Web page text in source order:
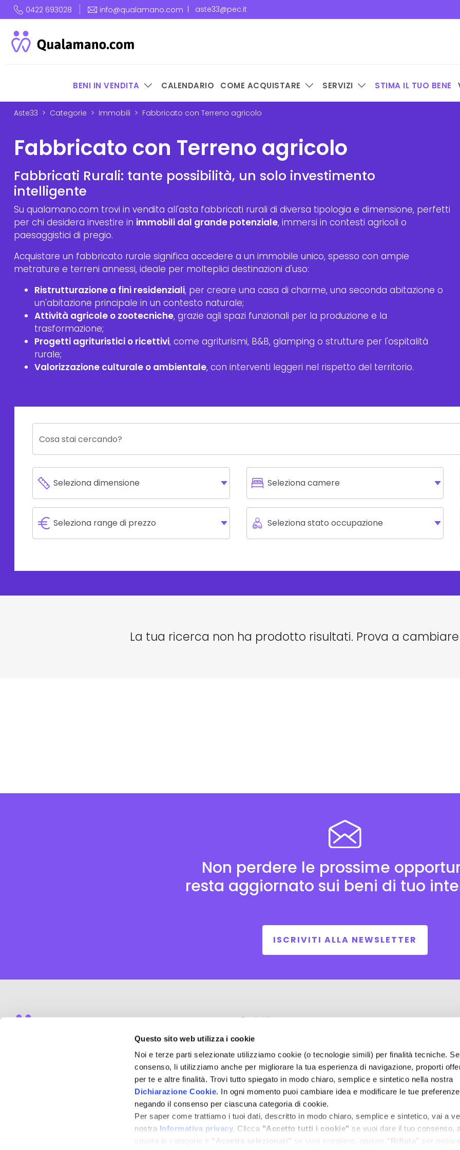
Questo sito web utilizza i cookie
Noi e terze parti selezionate utilizziamo cookie (o tecnologie simili) per finalità tecniche.
consenso, li utilizziamo anche per migliorare la tua esperienza di navigazione, proporti
per te e altre finalità. Trovi tutto spiegato in modo chiaro, semplice e sintetico nella nostra
Dichiarazione Cookie. In ogni momento puoi cambiare idea e modificare le tue
negando il consenso per ciascuna categoria di cookie.
Per saper come trattiamo i tuoi dati, descritto in modo chiaro, semplice e sintetico, vai a
nostra Informativa privacy. Clicca "Accetto tutti i cookie" se vuoi dare il tuo consenso,
spunta le categorie e "Accetta selezionati" se vuoi scegliere, oppure "Rifiuta"
0422 693028 info@qualamano.com aste33@pec.it
BENI IN VENDITA CALENDARIO COME ACQUISTARE SERVIZI STIMA IL TUO BENE
Aste33 Categorie Immobili Fabbricato con Terreno agricolo
Fabbricato con Terreno agricolo
Fabbricati Rurali: tante possibilità, un solo investimento
intelligente
Su qualamano.com trovi in vendita all'asta fabbricati rurali di diversa tipologia e dimensione, perfetti
per chi desidera investire in immobili dal grande potenziale, immersi in contesti agricoli o
paesaggistici di pregio.
Acquistare un fabbricato rurale significa accedere a un immobile unico, spesso con ampie
metrature e terreni annessi, ideale per molteplici destinazioni d'uso:
Ristrutturazione a fini residenziali, per creare una casa di charme, una seconda abitazione o
un'abitazione principale in un contesto naturale;
Attività agricole o zootecniche, grazie agli spazi funzionali per la produzione e la
trasformazione;
Progetti agrituristici o ricettivi, come agriturismi, B&B, glamping o strutture per l'ospitalità
rurale;
Valorizzazione culturale o ambientale, con interventi leggeri nel rispetto del territorio.
La tua ricerca non ha prodotto risultati. Prova a
Non perdere le prossime
resta aggiornato sui beni di tuo
ISCRIVITI ALLA NEWSLETTER
Contatti